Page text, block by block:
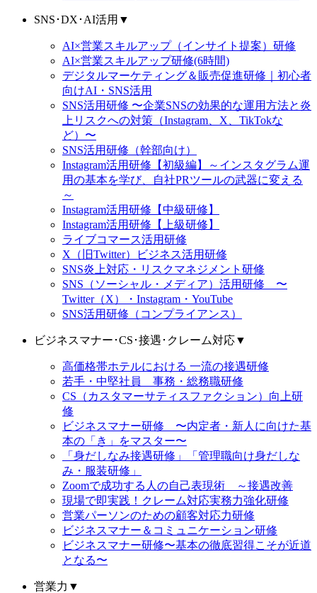
SNS･DX･AI活用 ▼
AI×営業スキルアップ（インサイト提案）研修
AI×営業スキルアップ研修(6時間)
デジタルマーケティング＆販売促進研修｜初心者
向けAI・SNS活用
SNS活用研修 〜企業SNSの効果的な運用方法と炎
上リスクへの対策（Instagram、X、TikTokな
ど）〜
SNS活用研修（幹部向け）
Instagram活用研修【初級編】～インスタグラム運
用の基本を学び、自社PRツールの武器に変える
～
Instagram活用研修【中級研修】
Instagram活用研修【上級研修】
ライブコマース活用研修
X（旧Twitter）ビジネス活用研修
SNS炎上対応・リスクマネジメント研修
SNS（ソーシャル・メディア）活用研修 〜
Twitter（X）・Instagram・YouTube
SNS活用研修（コンプライアンス）
ビジネスマナー･CS･接遇･クレーム対応▼
高価格帯ホテルにおける 一流の接遇研修
若手・中堅社員 事務・総務職研修
CS（カスタマーサティスファクション）向上研
修
ビジネスマナー研修 〜内定者・新人に向けた基
本の「き」をマスター〜
「身だしなみ接遇研修」「管理職向け身だしな
み・服装研修」
Zoomで成功する人の自己表現術 ～接遇改善
現場で即実践！クレーム対応実務力強化研修
営業パーソンのための顧客対応力研修
ビジネスマナー＆コミュニケーション研修
ビジネスマナー研修〜基本の徹底習得こそが近道
となる〜
営業力 ▼